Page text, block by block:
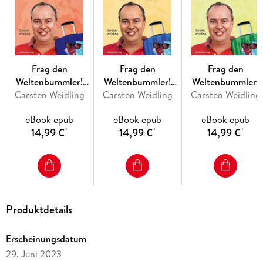
Frag den
Weltenbummler!
Japan, Indien,
Carsten Weidling
eBook epub
14,99 €*
Frag den
Weltenbummler!
Südkorea, Peking
Hongkong und
Macau, Taiwan
Carsten Weidling
eBook epub
14,99 €*
Frag den
Weltenbummler!
Thailand,
Carsten Weidling
eBook epub
14,99 €*
Produktdetails
Erscheinungsdatum
29. Juni 2023